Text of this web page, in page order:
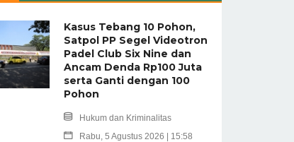
Kasus Tebang 10 Pohon,
Satpol PP Segel Videotron
Padel Club Six Nine dan
Ancam Denda Rp100 Juta
serta Ganti dengan 100
Pohon
Hukum dan Kriminalitas
Rabu, 5 Agustus 2026 | 15:58